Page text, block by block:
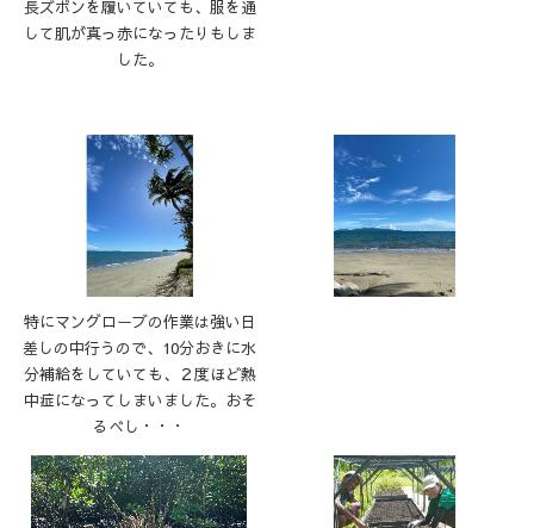
長ズボンを履いていても、服を通
して肌が真っ赤になったりもしま
した。
特にマングローブの作業は強い日
差しの中行うので、10分おきに水
分補給をしていても、２度ほど熱
中症になってしまいました。おそ
るべし・・・